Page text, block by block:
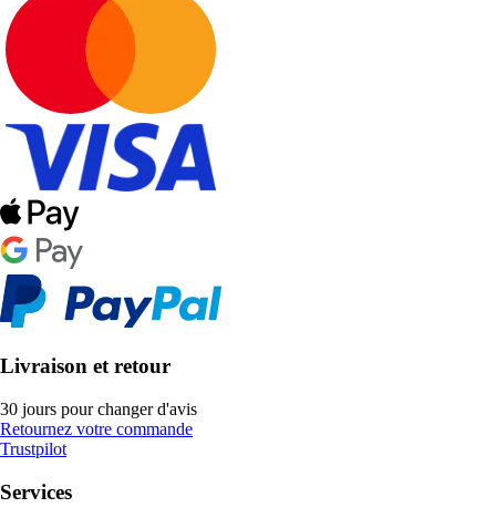
Livraison et retour
30 jours pour changer d'avis
Retournez votre commande
Trustpilot
Services